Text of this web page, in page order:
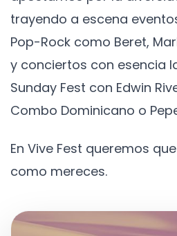
trayendo a escena
Pop-Rock como Beret,
y conciertos con esencia
Sunday Fest con Edwin
Combo Dominicano o
En Vive Fest queremos
como mereces.